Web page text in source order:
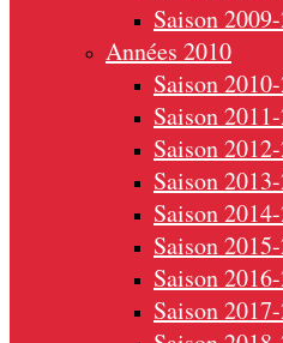
Saison
Années 2010
Saison
Saison
Saison
Saison
Saison
Saison
Saison
Saison